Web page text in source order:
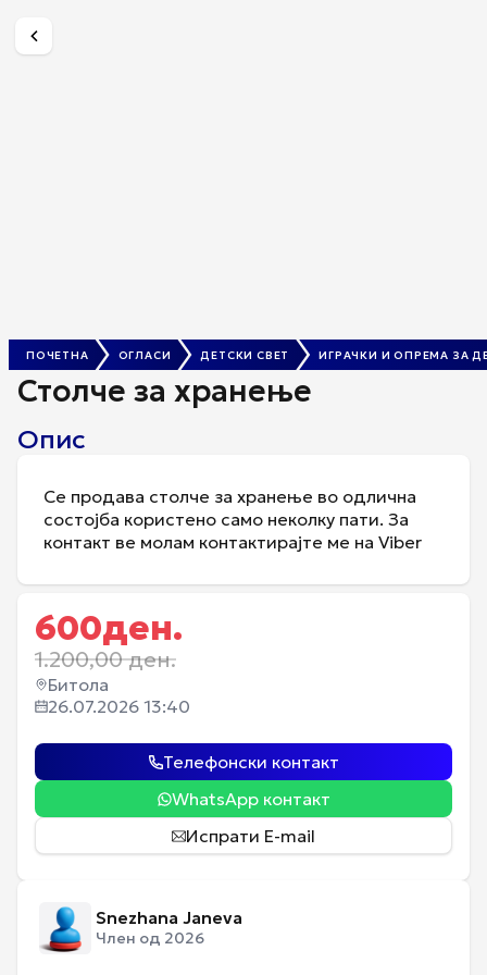
ПОЧЕТНА ОГЛАСИ ДЕТСКИ СВЕТ ИГРАЧКИ И ОПРЕМА ЗА
Столче за хранење
Опис
Се продава столче за хранење во одлична
состојба користено само неколку пати. За
контакт ве молам контактирајте ме на Viber
600ден.
1.200,00ден.
Битола
26.07.2026 13:40
Телефонски контакт
WhatsApp контакт
Испрати E-mail
Snezhana Janeva
Член од 2026